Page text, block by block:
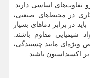
تفاوت‌های اساسی دارند.
در محیط‌های صنعتی،
در برابر دماهای بسیار
شیمیایی مقاوم باشند.
ویژه‌ای مانند چسبندگی،
اکسیداسیون باشند.